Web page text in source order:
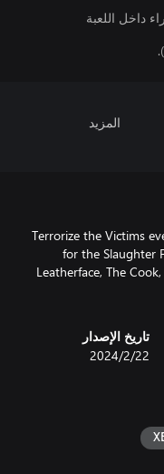
داخل اللعبة
المزيد
Terrorize the Victims
for the Slaughter
Leatherface, The
تاريخ الإصدار
22‏/2‏/2024